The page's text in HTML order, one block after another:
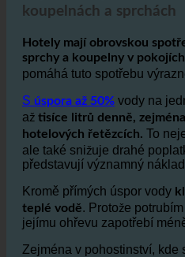
Úspora vody a snížení
Hotely mají obrovskou
sprchy a koupelny v pokojích
Súspora až 50%vody na
ažtisíce litrů denně,
hotelových řetězcích.To
ale také snižuje drahé
Kromě přímých úspor vody
teplé vodě. Protože